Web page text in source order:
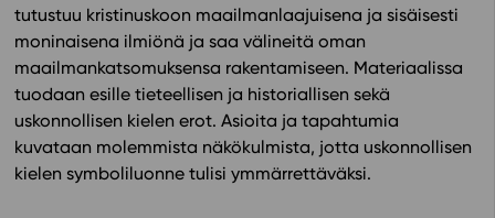
Tilaa uutiskirje
Ota yhteyttä
In English
tutustuu kristinuskoon maailmanlaajuisena ja sisäisesti
moninaisena ilmiönä ja saa välineitä oman
maailmankatsomuksensa rakentamiseen. Materiaalissa
tuodaan esille tieteellisen ja historiallisen sekä
uskonnollisen kielen erot. Asioita ja tapahtumia
kuvataan molemmista näkökulmista, jotta uskonnollisen
kielen symboliluonne tulisi ymmärrettäväksi.